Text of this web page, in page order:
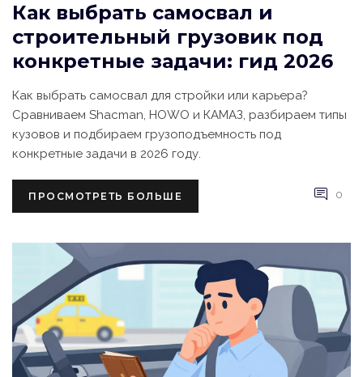
Как выбрать самосвал и
строительный грузовик под
конкретные задачи: гид 2026
Как выбрать самосвал для стройки или карьера?
Сравниваем Shacman, HOWO и КАМАЗ, разбираем типы
кузовов и подбираем грузоподъемность под
конкретные задачи в 2026 году.
ПРОСМОТРЕТЬ БОЛЬШЕ 0